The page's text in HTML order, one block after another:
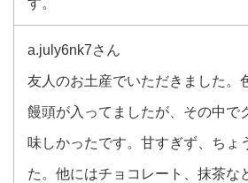
す。
a.july6nk7さん
友人のお土産でいただきました。
饅頭が入ってましたが、その中で
味しかったです。甘すぎず、ちょ
た。他にはチョコレート、抹茶な